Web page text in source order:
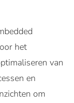
het
van
en
om